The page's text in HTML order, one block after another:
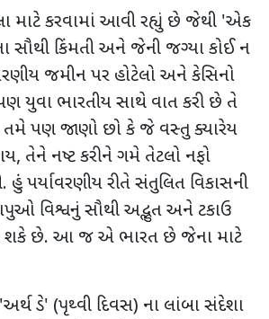
માટે કરવામાં આવી રહ્યું છે જેથી 'એક
સૌથી કિંમતી અને જેની જગ્યા કોઈ ન
જમીન પર હોટેલો અને કેસિનો
યુવા ભારતીય સાથે વાત કરી છે તે
પણ જાણો છો કે જે વસ્તુ ક્યારેય
, તેને નષ્ટ કરીને ગમે તેટલો નફો
હું પર્યાવરણીય રીતે સંતુલિત વિકાસની
વિશ્વનું સૌથી અદ્ભુત અને ટકાઉ
શકે છે. આ જ એ ભારત છે જેના માટે
'અર્થ ડે' (પૃથ્વી દિવસ) ના લાંબા સંદેશા